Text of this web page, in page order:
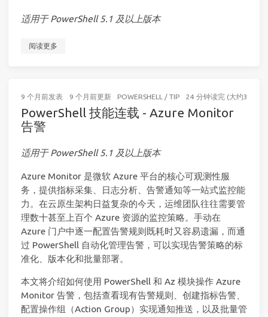
适用于 PowerShell 5.1 及以上版本
阅读更多
9 个月前发表 9 个月前更新 POWERSHELL / TIP 24 分钟读完 (大约3583
PowerShell 技能连载 - Azure Monitor
告警
适用于 PowerShell 5.1 及以上版本
Azure Monitor 是微软 Azure 平台的核心可观测性服
务，提供指标采集、日志分析、告警通知等一站式监控能
力。在云原生架构日益复杂的今天，运维团队往往需要管
理数十甚至上百个 Azure 资源的监控策略。手动在
Azure 门户中逐一配置告警规则既耗时又容易遗漏，而通
过 PowerShell 自动化管理告警，可以实现告警策略的标
准化、版本化和批量部署。
本文将介绍如何使用 PowerShell 和 Az 模块操作 Azure
Monitor 告警，包括查看现有告警规则、创建指标告警、
配置操作组（Action Group）实现通知推送，以及批量管